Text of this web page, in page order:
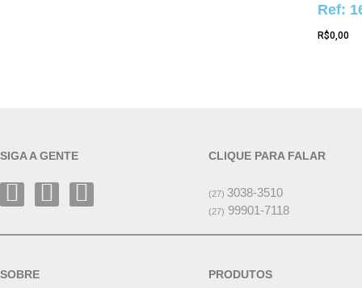
Ref:
R$0,00
SIGA A GENTE CLIQUE PARA FALAR
(27) 3038-3510
(27) 99901-7118
SOBRE PRODUTOS